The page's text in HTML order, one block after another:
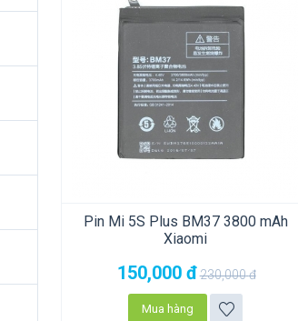
Pin Mi 5S Plus BM37 3800 mAh
Xiaomi
150,000 đ230,000đ
Mua hàng